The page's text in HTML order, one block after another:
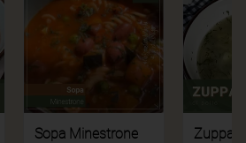
Sopa Minestrone Zuppa